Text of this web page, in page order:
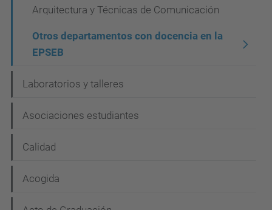
Arquitectura y Técnicas de Comunicación
Otros departamentos con docencia en la
EPSEB
Laboratorios y talleres
Asociaciones estudiantes
Calidad
Acogida